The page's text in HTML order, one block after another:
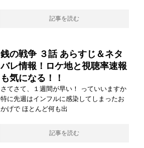
記事を読む
銭の戦争 ３話 あらすじ＆ネタ
バレ情報！ロケ地と視聴率速報
も気になる！！
さてさて、１週間が早い！ っていいますか
特に先週はインフルに感染してしまったお
かげで ほとんど何も出
記事を読む